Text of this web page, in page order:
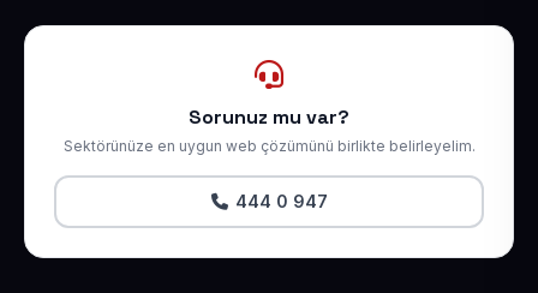
Sorunuz mu var?
Sektörünüze en uygun web çözümünü birlikte belirleyelim.
444 0 947